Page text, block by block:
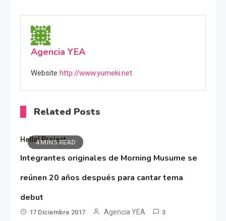
Agencia YEA
Website http://www.yumeki.net
Related Posts
4 MINS READ
Hello! Project
Integrantes originales de Morning Musume se
reúnen 20 años después para cantar tema
debut
17 Diciembre 2017 Agencia YEA 3